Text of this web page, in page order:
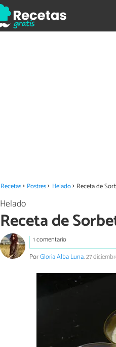
Recetas Postres Helado Receta de
Helado
Receta de
1 comentario
PorGloria Alba Luna.27